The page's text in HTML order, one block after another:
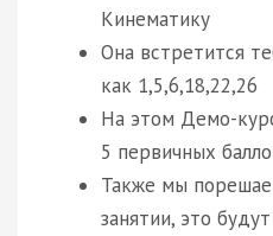
Кинематику
Она встретится
как 1,5,6,18,22,26
На этом Демо-
5 первичных
Также мы
занятии, это